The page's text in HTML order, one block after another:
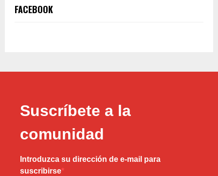
FACEBOOK
Suscríbete a la
comunidad
Introduzca su dirección de e-mail para
suscribirse